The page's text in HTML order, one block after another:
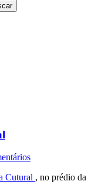
Cutural , no prédio da